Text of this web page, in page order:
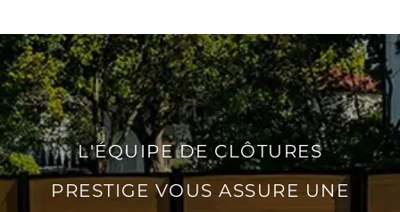
L'ÉQUIPE DE CLÔTURES
PRESTIGE VOUS ASSURE UNE